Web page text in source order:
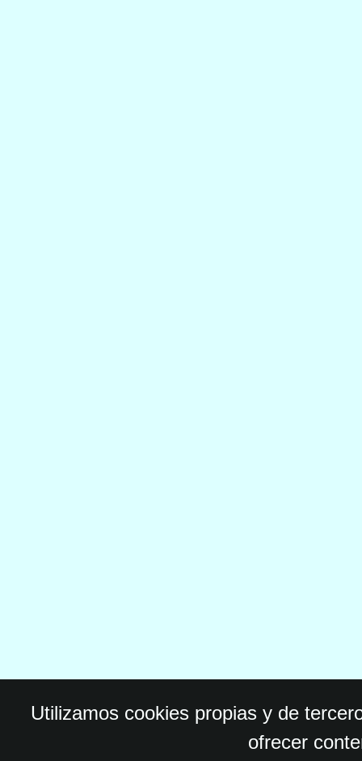
Utilizamos cookies propias y de
ofrecer